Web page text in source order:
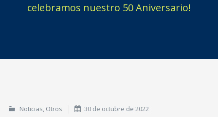
celebramos nuestro 50 Aniversario!
Noticias, Otros 30 de octubre de 2022